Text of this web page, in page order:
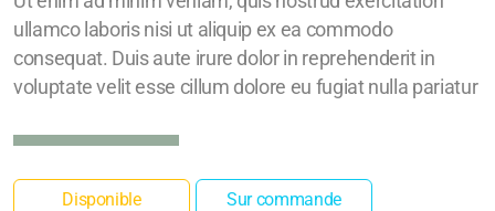
ullamco laboris nisi ut aliquip ex ea commodo
consequat. Duis aute irure dolor in reprehenderit in
voluptate velit esse cillum dolore eu fugiat nulla pariatur
Disponible Sur commande